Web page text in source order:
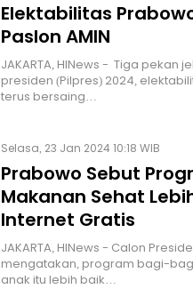
Elektabilitas
Paslon AMIN
JAKARTA, HINews - Tiga pekan
presiden (Pilpres) 2024,
terus bersaing…
Selasa, 23 Jan 2024 10:18 WIB
Prabowo Sebut
Makanan Sehat
Internet Gratis
JAKARTA, HINews - Calon
mengatakan, program bagi-
anak itu lebih baik…